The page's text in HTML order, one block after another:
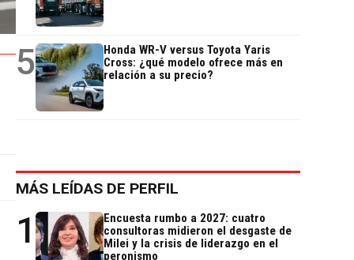
5
Honda WR-V versus Toyota Yaris
Cross: ¿qué modelo ofrece más en
relación a su precio?
MÁS LEÍDAS DE PERFIL
1
Encuesta rumbo a 2027: cuatro
consultoras midieron el desgaste de
Milei y la crisis de liderazgo en el
peronismo